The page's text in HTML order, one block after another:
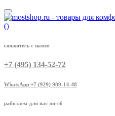
()
свяжитесь с нами:
+7 (495) 134-52-72
WhatsApp +7 (929) 989-14-48
работаем для вас пн-сб